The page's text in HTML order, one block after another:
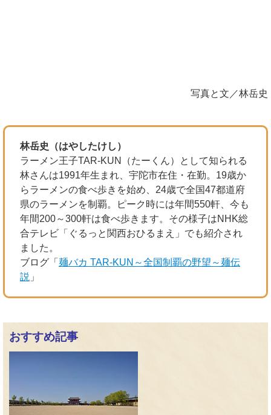
写真と文／林岳史
林岳史（はやしたけし）
ラーメン王子TAR-KUN（たーくん）として知られる
林さんは1991年生まれ、宇陀市在住・在勤。19歳か
らラーメンの食べ歩きを始め、24歳で全国47都道府
県のラーメンを制覇。ピーク時には年間550軒、今も
年間200～300軒は食べ歩きます。その様子はNHK総
合テレビ「ぐるっと関西おひるまえ」でも紹介され
ました。
ブログ「 麺バカ TAR-KUN～全国制覇の野望～麺伝
説 」
おすすめ記事